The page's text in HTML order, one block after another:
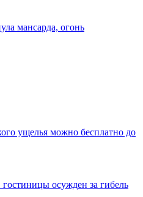
мансарда, огонь
ущелья можно бесплатно до
осужден за гибель